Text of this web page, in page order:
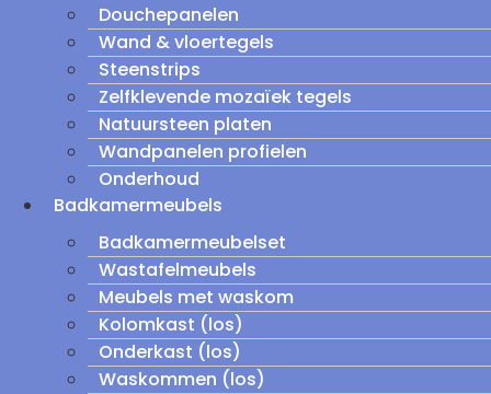
Douchepanelen
Wand & vloertegels
Steenstrips
Zelfklevende mozaïek tegels
Natuursteen platen
Wandpanelen profielen
Onderhoud
Badkamermeubels
Badkamermeubelset
Wastafelmeubels
Meubels met waskom
Kolomkast (los)
Onderkast (los)
Waskommen (los)